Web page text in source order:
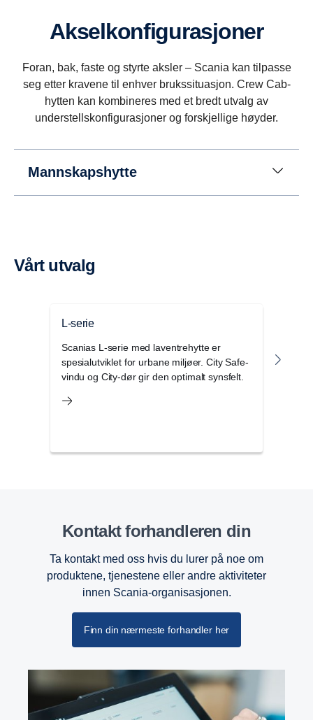
Rygging
I stedet for et ryggegir brukes det et planethjul ved
rygging. Med denne løsningen får du åtte gir til å
G33 retarderen er også oppdatert og forbedret. Den
kan nå levere 4700 Nm dreiemoment ved en
Akselkonfigurasjoner
Foran, bak, faste og styrte aksler – Scania kan tilpasse
seg etter kravene til enhver brukssituasjon. Crew Cab-
hytten kan kombineres med et bredt utvalg av
understellskonfigurasjoner og forskjellige høyder.
Mannskapshytte
Vårt utvalg
L-serie
Scanias L-serie med laventrehytte er
spesialutviklet for urbane miljøer. City Safe-
vindu og City-dør gir den optimalt synsfelt.
Kontakt forhandleren din
Ta kontakt med oss hvis du lurer på noe om
produktene, tjenestene eller andre aktiviteter
innen Scania-organisasjonen.
Finn din nærmeste forhandler her